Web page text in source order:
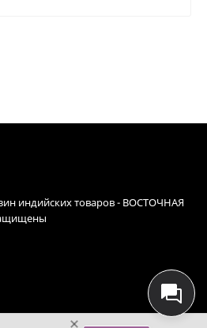
индийских товаров - ВОСТОЧНАЯ